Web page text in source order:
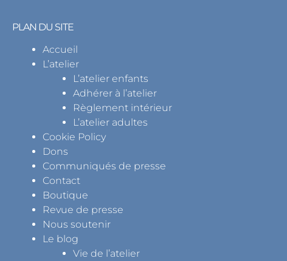
PLAN DU SITE
Accueil
L’atelier
L’atelier enfants
Adhérer à l’atelier
Règlement intérieur
L’atelier adultes
Cookie Policy
Dons
Communiqués de presse
Contact
Boutique
Revue de presse
Nous soutenir
Le blog
Vie de l’atelier